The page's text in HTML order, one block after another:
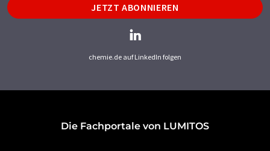
JETZT ABONNIEREN
chemie.de auf LinkedIn folgen
Die Fachportale von LUMITOS